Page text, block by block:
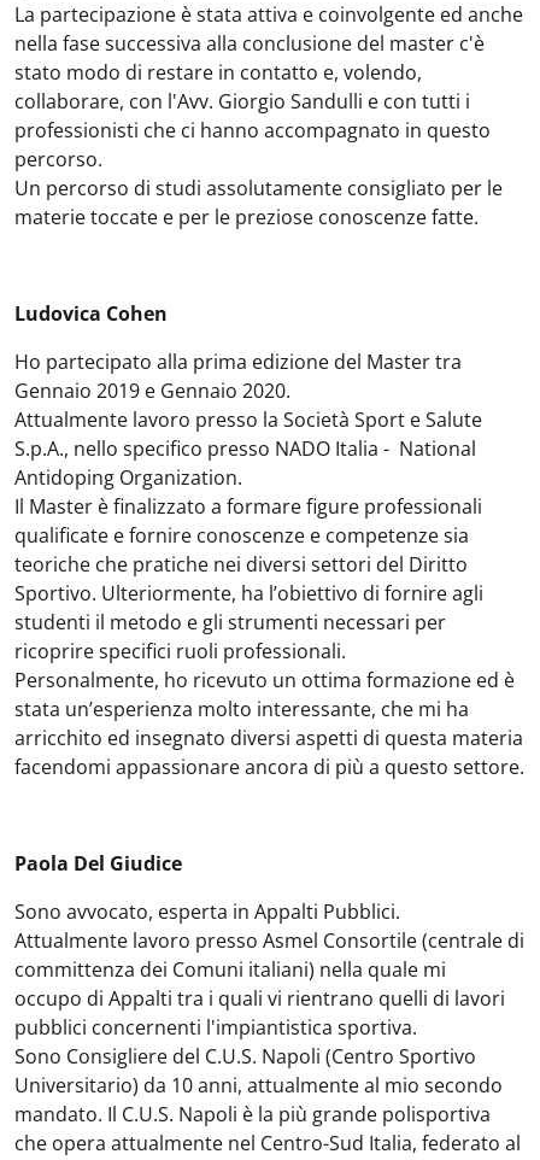
La partecipazione è stata attiva e coinvolgente ed anche
nella fase successiva alla conclusione del master c'è
stato modo di restare in contatto e, volendo,
collaborare, con l'Avv. Giorgio Sandulli e con tutti i
professionisti che ci hanno accompagnato in questo
percorso.
Un percorso di studi assolutamente consigliato per le
materie toccate e per le preziose conoscenze fatte.
Ludovica Cohen
Ho partecipato alla prima edizione del Master tra
Gennaio 2019 e Gennaio 2020.
Attualmente lavoro presso la Società Sport e Salute
S.p.A., nello specifico presso NADO Italia - National
Antidoping Organization.
Il Master è finalizzato a formare figure professionali
qualificate e fornire conoscenze e competenze sia
teoriche che pratiche nei diversi settori del Diritto
Sportivo. Ulteriormente, ha l’obiettivo di fornire agli
studenti il metodo e gli strumenti necessari per
ricoprire specifici ruoli professionali.
Personalmente, ho ricevuto un ottima formazione ed è
stata un’esperienza molto interessante, che mi ha
arricchito ed insegnato diversi aspetti di questa materia
facendomi appassionare ancora di più a questo settore.
Paola Del Giudice
Sono avvocato, esperta in Appalti Pubblici.
Attualmente lavoro presso Asmel Consortile (centrale di
committenza dei Comuni italiani) nella quale mi
occupo di Appalti tra i quali vi rientrano quelli di lavori
pubblici concernenti l'impiantistica sportiva.
Sono Consigliere del C.U.S. Napoli (Centro Sportivo
Universitario) da 10 anni, attualmente al mio secondo
mandato. Il C.U.S. Napoli è la più grande polisportiva
che opera attualmente nel Centro-Sud Italia, federato al